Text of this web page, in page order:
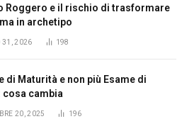
Roggero e il rischio di trasformare
in archetipo
31, 2026 198
di Maturità e non più Esame di
cosa cambia
20, 2025 196